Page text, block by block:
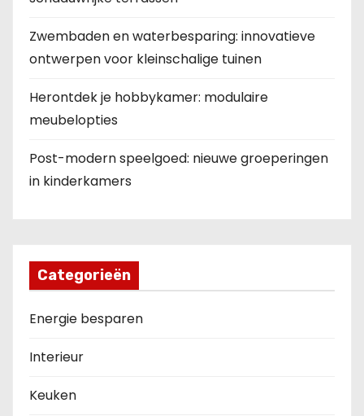
Zwembaden en waterbesparing: innovatieve
ontwerpen voor kleinschalige tuinen
Herontdek je hobbykamer: modulaire
meubelopties
Post-modern speelgoed: nieuwe groeperingen
in kinderkamers
Categorieën
Energie besparen
Interieur
Keuken